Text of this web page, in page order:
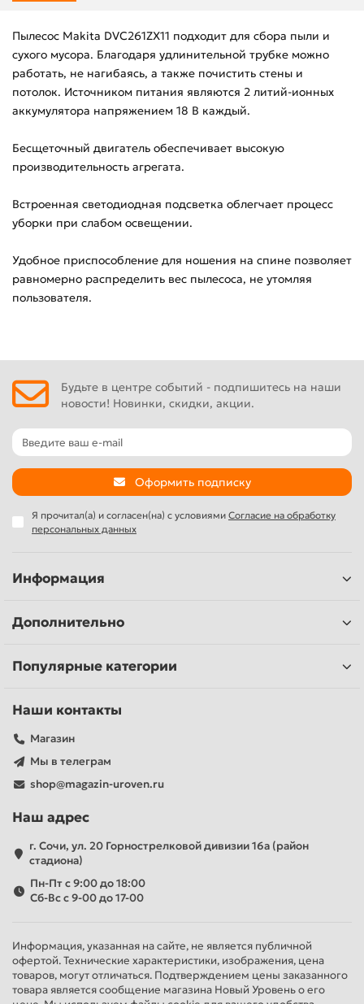
Пылесос Makita DVC261ZX11 подходит для сбора пыли и
сухого мусора. Благодаря удлинительной трубке можно
работать, не нагибаясь, а также почистить стены и
потолок. Источником питания являются 2 литий-ионных
аккумулятора напряжением 18 В каждый.
Бесщеточный двигатель обеспечивает высокую
производительность агрегата.
Встроенная светодиодная подсветка облегчает процесс
уборки при слабом освещении.
Удобное приспособление для ношения на спине позволяет
равномерно распределить вес пылесоса, не утомляя
пользователя.
Будьте в центре событий - подпишитесь на наши
новости! Новинки, скидки, акции.
Оформить подписку
Я прочитал(а) и согласен(на) с условиями Согласие на обработку
персональных данных
Информация
Дополнительно
Популярные категории
Наши контакты
Магазин
Мы в телеграм
shop@magazin-uroven.ru
Наш адрес
г. Сочи, ул. 20 Горнострелковой дивизии 16а (район
стадиона)
Пн-Пт с 9:00 до 18:00
Сб-Вс с 9-00 до 17-00
Информация, указанная на сайте, не является публичной
офертой. Технические характеристики, изображения, цена
товаров, могут отличаться. Подтверждением цены заказанного
товара является сообщение магазина Новый Уровень о его